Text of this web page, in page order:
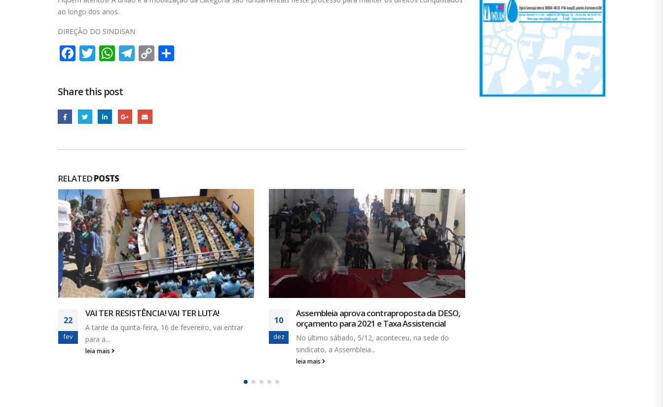
ao longo dos anos.
DIREÇÃO DO SINDISAN
Facebook
Twitter
WhatsApp
Telegram
Copy
Share this post
RELATEDPOSTS
10
dez
Assembleia aprova contraproposta da DESO,
orçamento para 2021 e Taxa Assistencial
sindicato, a Assembleia...
17
jul
4,5 bilhões de pessoas não dispõem de
saneamento seguro no mundo
Em todo o mundo, cerca de três em cada dez
pessoas...
leia mais